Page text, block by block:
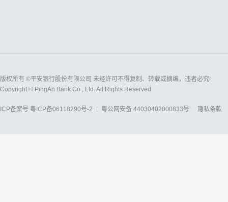
版权所有 ©平安银行股份有限公司 未经许可不得复制、转载或摘编，违者必究!
Copyright © PingAn Bank Co., Ltd. All Rights Reserved
ICP备案号 粤ICP备06118290号-2 粤公网安备 44030402000833号 隐私条款